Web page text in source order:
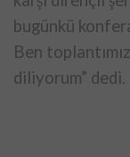
bugünkü
Ben
diliyorum” dedi.